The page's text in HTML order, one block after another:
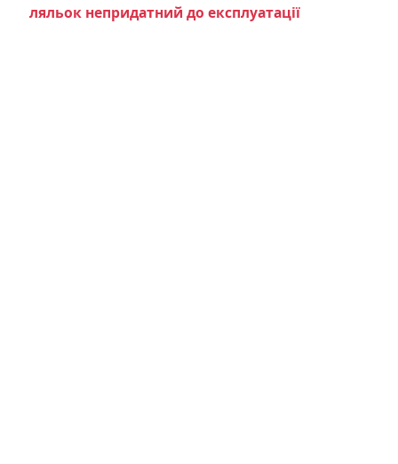
ляльок непридатний до експлуатації